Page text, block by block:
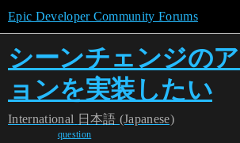
Epic Developer Community Forums
シーンチェンジの
ョンを実装したい
International 日本語 (Japanese)
question